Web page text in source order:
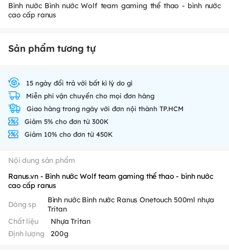
Bình nước Bình nước Wolf team gaming thể thao - bình nước
cao cấp ranus
Sản phẩm tương tự
15 ngày đổi trả với bất kì lý do gì
Miễn phí vận chuyển cho mọi đơn hàng
Giao hàng trong ngày với đơn nội thành TP.HCM
Giảm 5% cho đơn từ 300K
Giảm 10% cho đơn từ 450K
Nội dung sản phẩm
Ranus.vn - Bình nước Wolf team gaming thể thao - bình nước
cao cấp ranus
Dòng sp
Bình nước Bình nước Ranus Onetouch 500ml nhựa
Tritan
Chất liệu
Nhựa Tritan
Định lượng
200g